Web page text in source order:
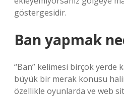
göstergesidir.
Ban yapmak
“Ban” kelimesi birçok yerde
büyük bir merak konusu
özellikle oyunlarda ve web